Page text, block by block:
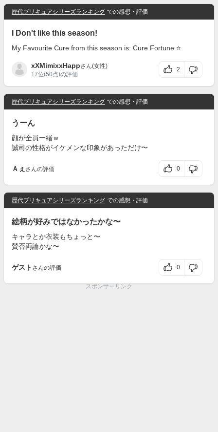
歴代プリキュアシリーズランキング での感想・評価
I Don't like this season!
My Favourite Cure from this season is: Cure Fortune ⭐
xXMimixxHappさん(女性)
17位(50点)の評価
2
歴代プリキュアシリーズランキング での感想・評価
うーん
顔が全員一緒ｗ
誠司の性格がイケメンな印象があっただけ〜
Ａぇ さんの評価 0
歴代プリキュアシリーズランキング での感想・評価
絵柄が好みではなかったかな〜
キャラとか衣装もちょっと〜
賛否両論かな〜
ゲスト さんの評価 0
スポンサーリンク